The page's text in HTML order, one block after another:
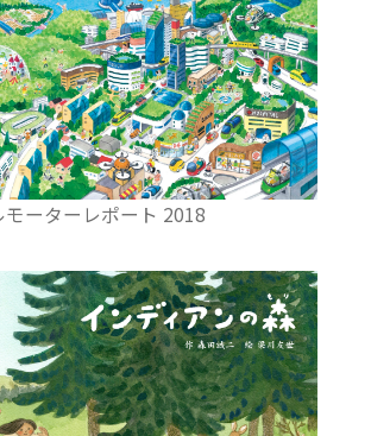
ーターレポート 2018